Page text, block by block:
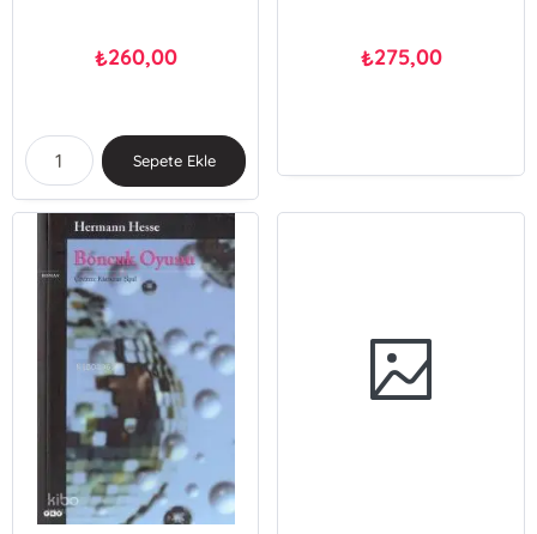
₺260,00
Sepete Ekle
₺275,00